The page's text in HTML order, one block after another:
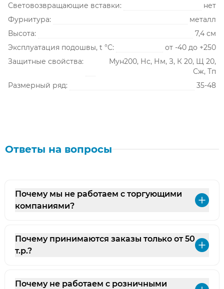
Световозвращающие вставки:
нет
Фурнитура:
металл
Высота:
7,4 см
Эксплуатация подошвы, t °C:
от -40 до +250
Защитные свойства:
Мун200, Нс, Нм, З, К 20, Щ 20,
Сж, Тп
Размерный ряд:
35-48
Ответы на вопросы
Почему мы не работаем с торгующими
компаниями?
Почему принимаются заказы только от 50
т.р.?
Почему не работаем с розничными